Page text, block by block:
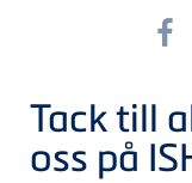
Tack till
oss på